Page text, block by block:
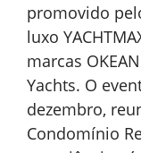
promovido
luxo
marcas
Yachts. O
dezembro,
Condomínio